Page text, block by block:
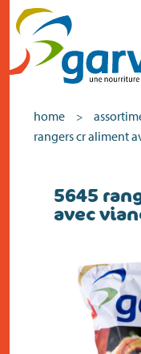
home
vente
home >
rangers cr aliment
5645
avec